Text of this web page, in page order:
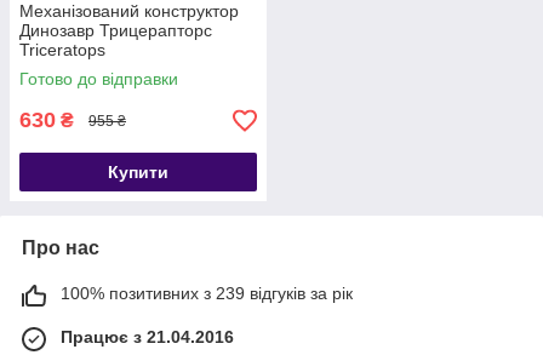
Механізований конструктор
Динозавр Трицерапторс
Triceratops
Готово до відправки
630 ₴ 955 ₴
Купити
Про нас
100% позитивних з 239 відгуків за рік
Працює з 21.04.2016